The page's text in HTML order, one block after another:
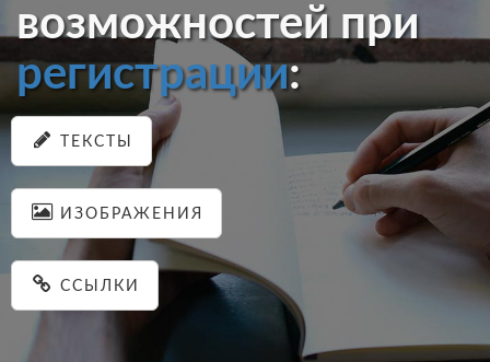
возможностей при
регистрации:
ТЕКСТЫ
ИЗОБРАЖЕНИЯ
ССЫЛКИ